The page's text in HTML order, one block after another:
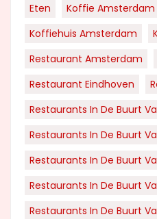
Eten
Koffie Amsterdam
Koffiehuis Amsterdam
Restaurant Amsterdam
Restaurant Eindhoven
Restaurants In De Buurt
Restaurants In De Buurt
Restaurants In De Buurt
Restaurants In De Buurt
Restaurants In De Buurt